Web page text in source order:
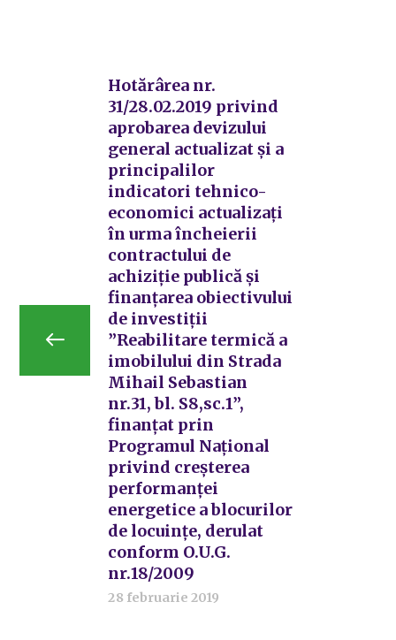
Hotărârea nr.
31/28.02.2019 privind
aprobarea devizului
general actualizat și a
principalilor
indicatori tehnico-
economici actualizați
în urma încheierii
contractului de
achiziție publică și
finanțarea obiectivului
de investiții
”Reabilitare termică a
imobilului din Strada
Mihail Sebastian
nr.31, bl. S8,sc.1”,
finanțat prin
Programul Național
privind creșterea
performanței
energetice a blocurilor
de locuințe, derulat
conform O.U.G.
nr.18/2009
28 februarie 2019